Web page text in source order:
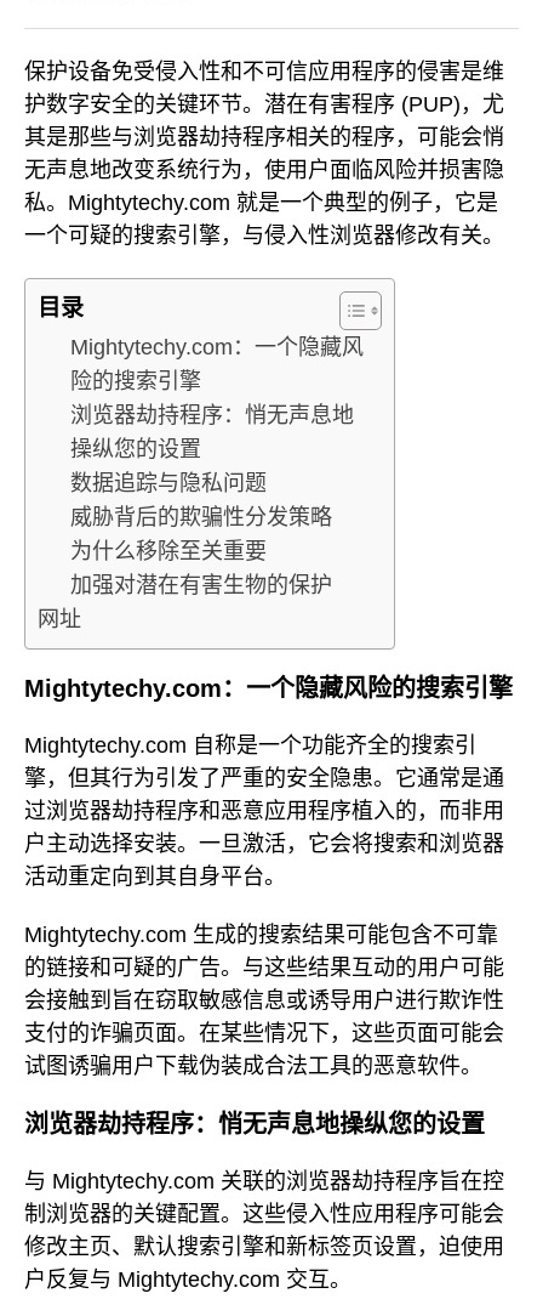
保护设备免受侵入性和不可信应用程序的侵害是维
护数字安全的关键环节。潜在有害程序 (PUP)，尤
其是那些与浏览器劫持程序相关的程序，可能会悄
无声息地改变系统行为，使用户面临风险并损害隐
私。Mightytechy.com 就是一个典型的例子，它是
一个可疑的搜索引擎，与侵入性浏览器修改有关。
目录
Mightytechy.com：一个隐藏风
险的搜索引擎
浏览器劫持程序：悄无声息地
操纵您的设置
数据追踪与隐私问题
威胁背后的欺骗性分发策略
为什么移除至关重要
加强对潜在有害生物的保护
网址
Mightytechy.com：一个隐藏风险的搜索引擎
Mightytechy.com 自称是一个功能齐全的搜索引
擎，但其行为引发了严重的安全隐患。它通常是通
过浏览器劫持程序和恶意应用程序植入的，而非用
户主动选择安装。一旦激活，它会将搜索和浏览器
活动重定向到其自身平台。
Mightytechy.com 生成的搜索结果可能包含不可靠
的链接和可疑的广告。与这些结果互动的用户可能
会接触到旨在窃取敏感信息或诱导用户进行欺诈性
支付的诈骗页面。在某些情况下，这些页面可能会
试图诱骗用户下载伪装成合法工具的恶意软件。
浏览器劫持程序：悄无声息地操纵您的设置
与 Mightytechy.com 关联的浏览器劫持程序旨在控
制浏览器的关键配置。这些侵入性应用程序可能会
修改主页、默认搜索引擎和新标签页设置，迫使用
户反复与 Mightytechy.com 交互。